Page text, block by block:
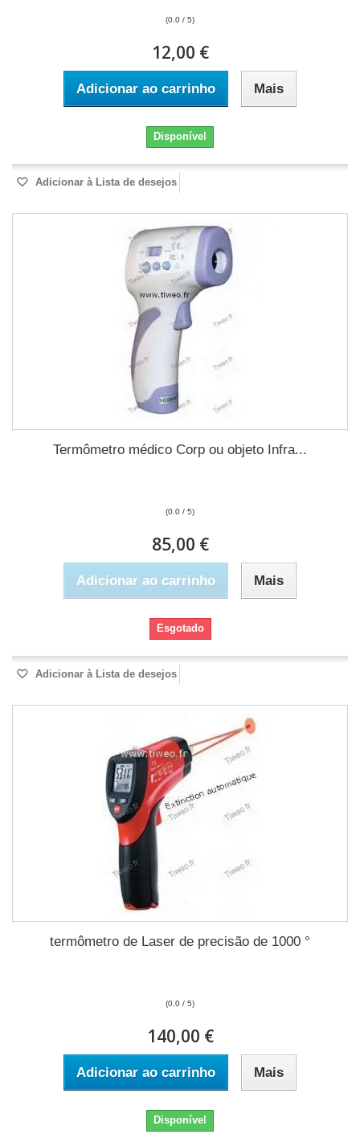
(0.0 / 5)
12,00 €
Adicionar ao carrinho Mais
Disponível
Adicionar à Lista de desejos
Termômetro médico Corp ou objeto Infra...
(0.0 / 5)
85,00 €
Adicionar ao carrinho Mais
Esgotado
Adicionar à Lista de desejos
termômetro de Laser de precisão de 1000 °
(0.0 / 5)
140,00 €
Adicionar ao carrinho Mais
Disponível